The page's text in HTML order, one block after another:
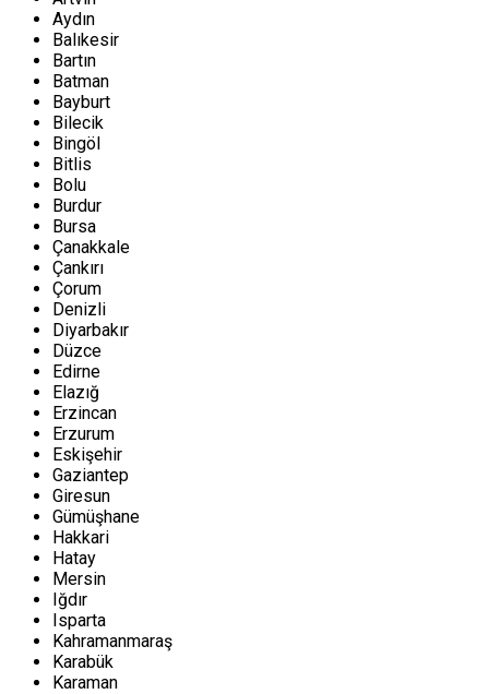
Aydın
Balıkesir
Bartın
Batman
Bayburt
Bilecik
Bingöl
Bitlis
Bolu
Burdur
Bursa
Çanakkale
Çankırı
Çorum
Denizli
Diyarbakır
Düzce
Edirne
Elazığ
Erzincan
Erzurum
Eskişehir
Gaziantep
Giresun
Gümüşhane
Hakkari
Hatay
Mersin
Iğdır
Isparta
Kahramanmaraş
Karabük
Karaman